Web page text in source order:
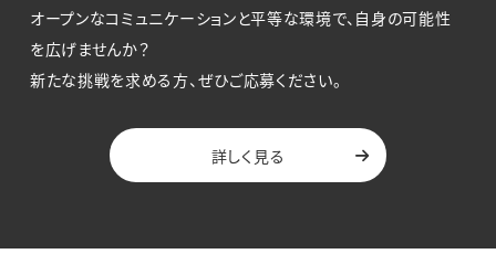
オープンなコミュニケーションと平等な環境で、 自身の可能性
を広げませんか？
新たな挑戦を求める方、ぜひご応募ください。
詳しく見る